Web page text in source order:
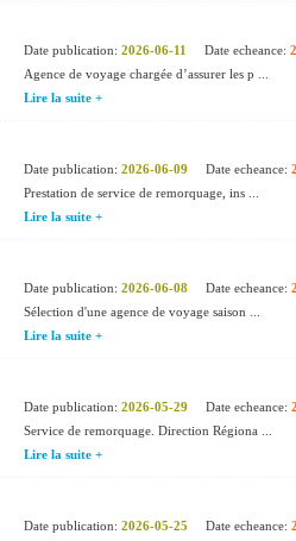
Date publication: 2026-06-11 Date echeance:
Agence de voyage chargée d’assurer les p ...
Lire la suite +
Date publication: 2026-06-09 Date echeance:
Prestation de service de remorquage, ins ...
Lire la suite +
Date publication: 2026-06-08 Date echeance:
Sélection d'une agence de voyage saison ...
Lire la suite +
Date publication: 2026-05-29 Date echeance:
Service de remorquage. Direction Régiona ...
Lire la suite +
Date publication: 2026-05-25 Date echeance: